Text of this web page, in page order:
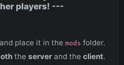
players! ---
place it in themods folder.
theserver and theclient.